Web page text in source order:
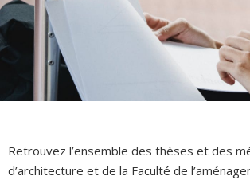
Retrouvez l’ensemble des thèses et des
d’architecture et de la Faculté de